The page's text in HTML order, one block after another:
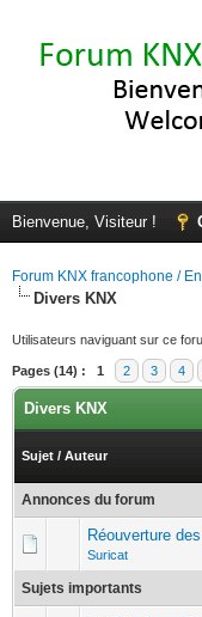
Bienvenue, Visiteur !
Forum KNX francophone /
Divers KNX
Utilisateurs naviguant sur ce
Pages (14) : 1 2 3 4
Divers KNX
Sujet / Auteur
Annonces du forum
Réouverture
Suricat
Sujets importants